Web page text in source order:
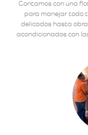
Contamos con una
para manejar todo
delicados hasta
acondicionados con